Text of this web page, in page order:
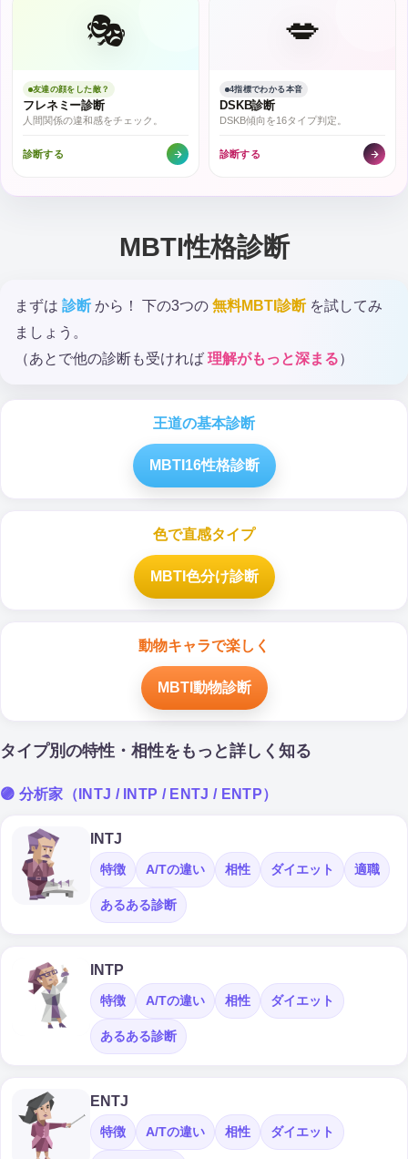
🎭
友達の顔をした敵？
フレネミー診断
人間関係の違和感をチェック。
診断する
💋
4指標でわかる本音
DSKB診断
DSKB傾向を16タイプ判定。
診断する
MBTI性格診断
まずは 診断 から！ 下の3つの 無料MBTI診断を試してみ
ましょう。
（あとで他の診断も受ければ 理解がもっと深まる）
王道の基本診断
MBTI16性格診断
色で直感タイプ
MBTI色分け診断
動物キャラで楽しく
MBTI動物診断
タイプ別の特性・相性をもっと詳しく知る
🟣 分析家（INTJ / INTP / ENTJ / ENTP）
INTJ
特徴 A/Tの違い 相性 ダイエット 適職
あるある診断
INTP
特徴 A/Tの違い 相性 ダイエット
あるある診断
ENTJ
特徴 A/Tの違い 相性 ダイエット